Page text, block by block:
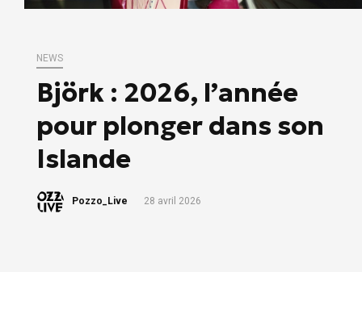
NEWS
Björk : 2026, l’année
pour plonger dans son
Islande
Pozzo_Live 28 avril 2026